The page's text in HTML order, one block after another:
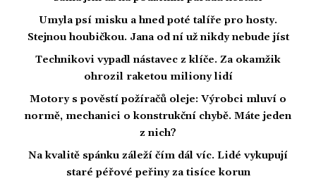
Umyla psí misku a hned poté talíře pro hosty.
Stejnou houbičkou. Jana od ní už nikdy nebude jíst
Technikovi vypadl nástavec z klíče. Za okamžik
ohrozil raketou miliony lidí
Motory s pověstí požíračů oleje: Výrobci mluví o
normě, mechanici o konstrukční chybě. Máte jeden
z nich?
Na kvalitě spánku záleží čím dál víc. Lidé vykupují
staré péřové peřiny za tisíce korun